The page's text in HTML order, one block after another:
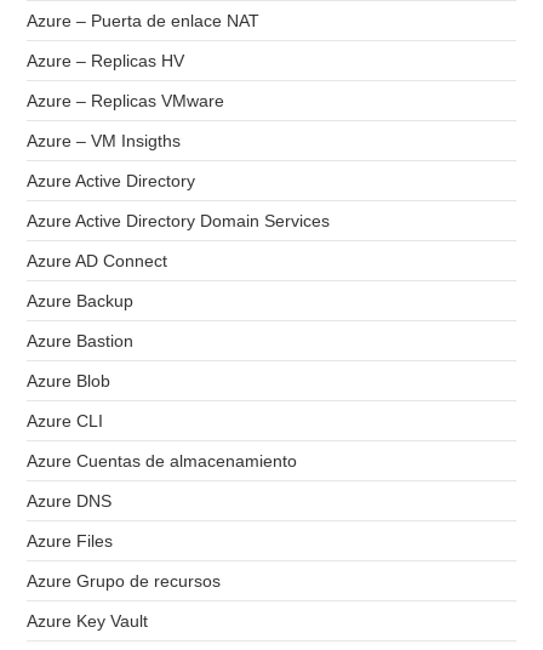
Azure – Puerta de enlace NAT
Azure – Replicas HV
Azure – Replicas VMware
Azure – VM Insigths
Azure Active Directory
Azure Active Directory Domain Services
Azure AD Connect
Azure Backup
Azure Bastion
Azure Blob
Azure CLI
Azure Cuentas de almacenamiento
Azure DNS
Azure Files
Azure Grupo de recursos
Azure Key Vault